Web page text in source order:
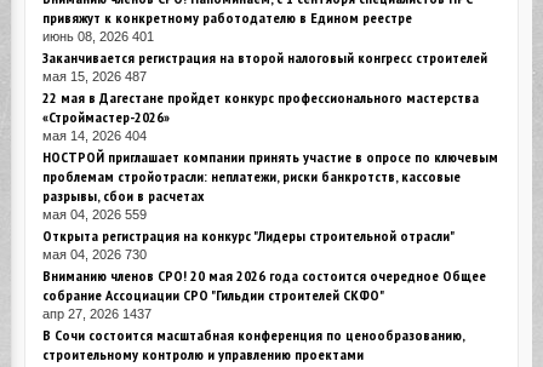
привяжут к конкретному работодателю в Едином реестре
июнь 08, 2026 401
Заканчивается регистрация на второй налоговый конгресс строителей
мая 15, 2026 487
22 мая в Дагестане пройдет конкурс профессионального мастерства
«Строймастер-2026»
мая 14, 2026 404
НОСТРОЙ приглашает компании принять участие в опросе по ключевым
проблемам стройотрасли: неплатежи, риски банкротств, кассовые
разрывы, сбои в расчетах
мая 04, 2026 559
Открыта регистрация на конкурс "Лидеры строительной отрасли"
мая 04, 2026 730
Вниманию членов СРО! 20 мая 2026 года состоится очередное Общее
собрание Ассоциации СРО "Гильдии строителей СКФО"
апр 27, 2026 1437
В Сочи состоится масштабная конференция по ценообразованию,
строительному контролю и управлению проектами